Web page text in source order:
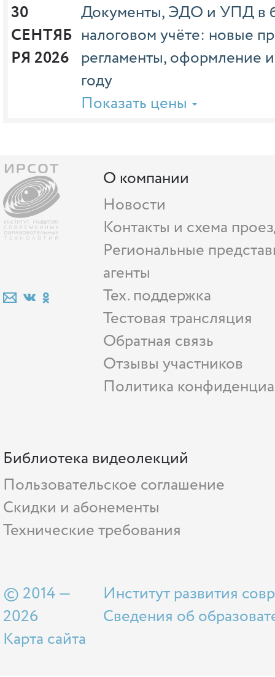
30
СЕНТЯБ
РЯ 2026
Документы, ЭДО и УПД в
налоговом учёте: новые
регламенты, оформление
году
Показать цены
О компании
Новости
Контакты и схема
Региональные
агенты
Тех. поддержка
Тестовая трансляция
Обратная связь
Отзывы участников
Политика
Библиотека видеолекций
Пользовательское соглашение
Скидки и абонементы
Технические требования
© 2014 —
2026
Карта сайта
Институт развития
Сведения об